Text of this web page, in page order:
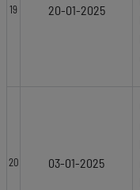
19 20-01-2025
20 03-01-2025